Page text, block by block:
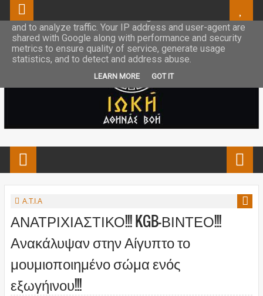
Α.Τ.Ι.Α
ΑΝΑΤΡΙΧΙΑΣΤΙΚΟ!!! KGB-ΒΙΝΤΕΟ!!!
Ανακάλυψαν στην Αίγυπτο το
μουμιοποιημένο σώμα ενός
εξωγήινου!!!
This site uses cookies from Google to deliver its services
and to analyze traffic. Your IP address and user-agent are
shared with Google along with performance and security
metrics to ensure quality of service, generate usage
statistics, and to detect and address abuse.
LEARN MORE GOT IT